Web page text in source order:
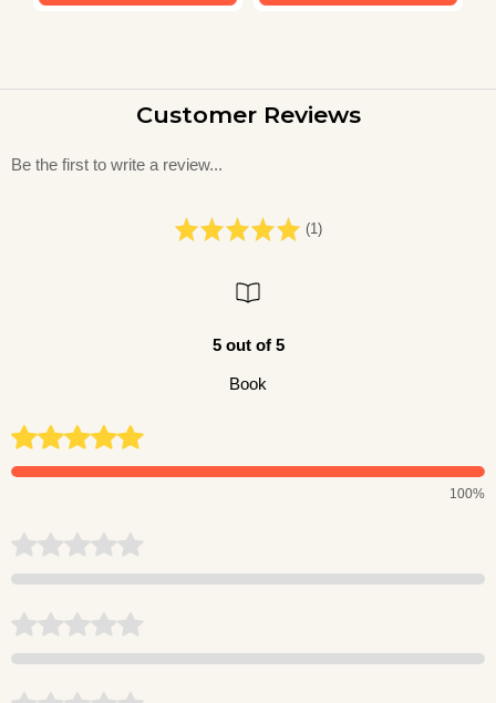
Customer Reviews
Be the first to write a review...
(1)
5 out of 5
Book
100%